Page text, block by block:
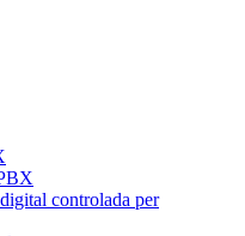
controlada per